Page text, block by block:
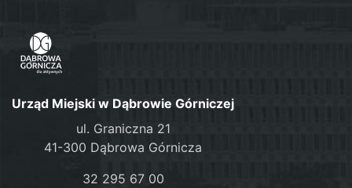
Urząd Miejski w Dąbrowie Górniczej
ul. Graniczna 21
41-300 Dąbrowa Górnicza
32 295 67 00